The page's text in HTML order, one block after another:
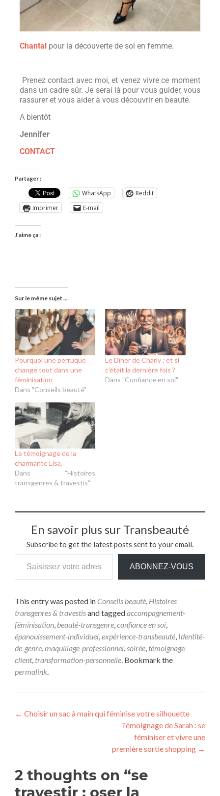
Chantal pour la découverte de soi en femme.
Prenez contact avec moi, et venez vivre ce moment
dans un cadre sûr. Je serai là pour vous guider, vous
rassurer et vous aider à vous découvrir en beauté.
A bientôt
Jennifer
CONTACT
Partager :
WhatsApp
Reddit
Imprimer
E-mail
J’aime ça :
Sur le même sujet ...
Pourquoi une perruque
change tout dans une
féminisation
Dans "Conseils beauté"
Le Dîner de Charly : et si
c’était la dernière fois ?
Dans "Confiance en soi"
Le témoignage de la
charmante Lisa.
Dans "Histoires
transgenres & travestis"
En savoir plus sur Transbeauté
Subscribe to get the latest posts sent to your email.
ABONNEZ-VOUS
This entry was posted in Conseils beauté Histoires
transgenres & travestisand taggedaccompagnement-
féminisation beauté-transgenre confiance en soi
épanouissement-individuel expérience-transbeauté Identité-
de-genre maquillage-professionnel soirée témoignage-
client, transformation-personnelle . Bookmark the
permalink
← Choisir un sac à main qui féminise votre silhouette
Témoignage de Sarah : se
féminiser et vivre une
première sortie shopping →
2 thoughts on “se
travestir : oser la